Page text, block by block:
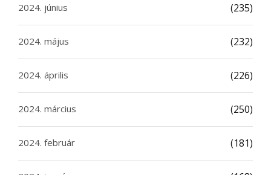
2024. június (235)
2024. május (232)
2024. április (226)
2024. március (250)
2024. február (181)